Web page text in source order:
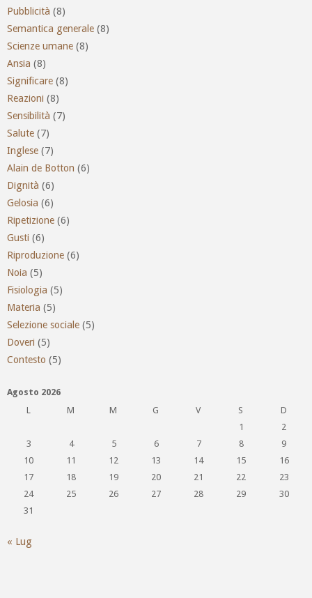
Pubblicità (8)
Semantica generale (8)
Scienze umane (8)
Ansia (8)
Significare (8)
Reazioni (8)
Sensibilità (7)
Salute (7)
Inglese (7)
Alain de Botton (6)
Dignità (6)
Gelosia (6)
Ripetizione (6)
Gusti (6)
Riproduzione (6)
Noia (5)
Fisiologia (5)
Materia (5)
Selezione sociale (5)
Doveri (5)
Contesto (5)
Agosto 2026
L
M M G V S
D
1
2
3
4 5 6 7 8
9
10
11 12 13 14 15
16
17
18 19 20 21 22
23
24
25 26 27 28 29
30
31
« Lug